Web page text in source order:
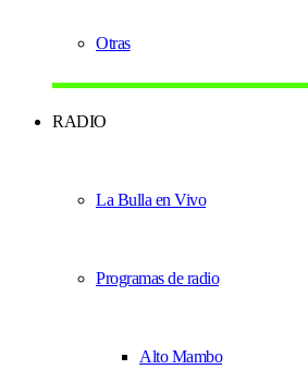
Otras
RADIO
La Bulla en Vivo
Programas de radio
Alto Mambo